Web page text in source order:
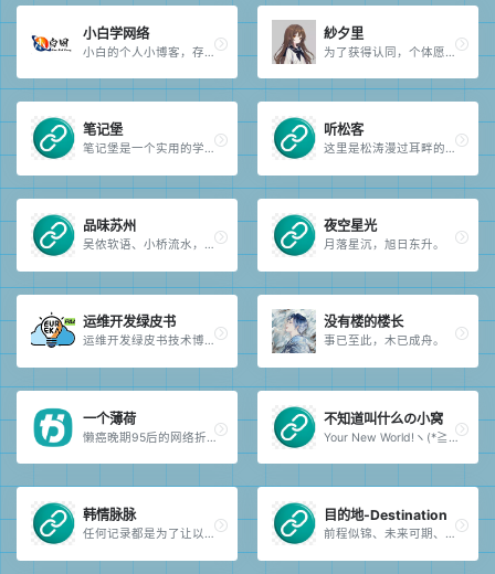
小白学网络
小白的个人小博客，存活在21世纪的一个小破站，一个默默无闻的主页，一名在校大学生，一个开摆的极度爱好者，来我的网站一起学习吧。
紗夕里
为了获得认同，个体愿意抛弃是非来换取那份让人倍感安全的归属感。
笔记堡
笔记堡是一个实用的学习分享平台，旨在为广大用户提供更优质的学习资源和信息。
听松客
这里是松涛漫过耳畔的角落。
品味苏州
吴侬软语、小桥流水，最美在苏州。
夜空星光
月落星沉，旭日东升。
运维开发绿皮书
运维开发绿皮书技术博客站点。
没有楼的楼长
事已至此，木已成舟。
一个薄荷
懒癌晚期95后的网络折腾和生活记录。
不知道叫什么の小窝
Your New World!ヽ(*≧ω≦)ﾉ
韩情脉脉
任何记录都是为了让以后有迹可循。
目的地-Destination
前程似锦、未来可期、寻得良人、共赴白头，祝你也祝我。